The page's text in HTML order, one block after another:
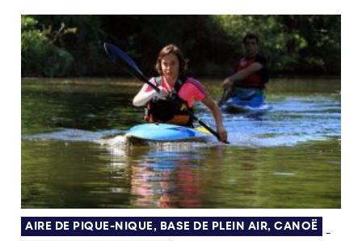
AIRE DE PIQUE-NIQUE, BASE DE PLEIN AIR, CANOË -